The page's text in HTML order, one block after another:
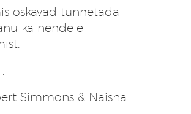
oskavad tunnetada
ka nendele
Simmons & Naisha